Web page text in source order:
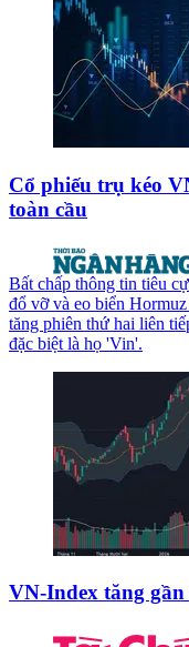
Cổ phiếu trụ kéo
toàn cầu
Bất chấp thông tin tiêu
đổ vỡ và eo biển
tăng phiên thứ hai liên
đặc biệt là họ 'Vin'.
VN-Index tăng